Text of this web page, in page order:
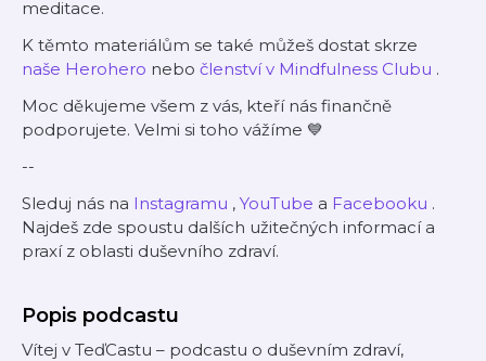
meditace.
K těmto materiálům se také můžeš dostat skrze
⁠naše Herohero⁠ nebo ⁠členství v Mindfulness Clubu⁠ .
Moc děkujeme všem z vás, kteří nás finančně
podporujete. Velmi si toho vážíme 💙
--
Sleduj nás na ⁠⁠⁠Instagramu⁠⁠⁠ , ⁠⁠⁠YouTube⁠⁠⁠ a ⁠⁠⁠Facebooku⁠⁠⁠ .
Najdeš zde spoustu dalších užitečných informací a
praxí z oblasti duševního zdraví.
Popis podcastu
Vítej v TeďCastu – podcastu o duševním zdraví,